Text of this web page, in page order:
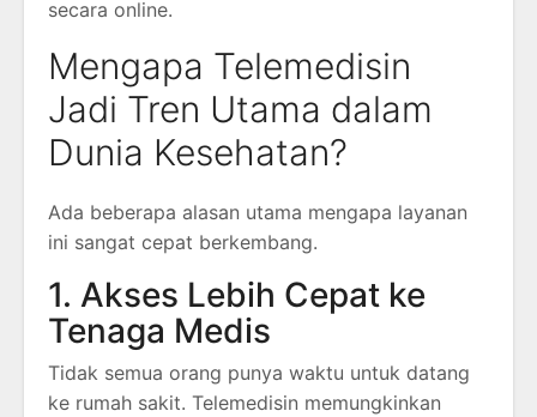
secara online.
Mengapa Telemedisin
Jadi Tren Utama dalam
Dunia Kesehatan?
Ada beberapa alasan utama mengapa layanan
ini sangat cepat berkembang.
1. Akses Lebih Cepat ke
Tenaga Medis
Tidak semua orang punya waktu untuk datang
ke rumah sakit. Telemedisin memungkinkan